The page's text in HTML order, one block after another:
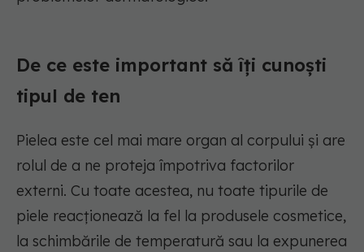
De ce este important să îți cunoști
tipul de ten
Pielea este cel mai mare organ al corpului și are
rolul de a ne proteja împotriva factorilor
externi. Cu toate acestea, nu toate tipurile de
piele reacționează la fel la produsele cosmetice,
la schimbările de temperatură sau la expunerea